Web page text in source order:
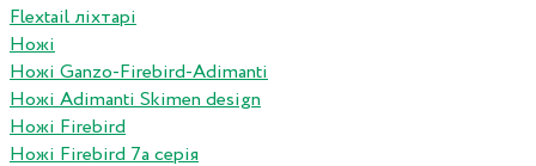
Flextail ліхтарі
Ножі
Ножі Ganzo-Firebird-Adimanti
Ножі Adimanti Skimen design
Ножі Firebird
Ножі Firebird 7а серія